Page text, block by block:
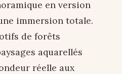
en version
immersion totale.
de forêts
aquarellés
réelle aux